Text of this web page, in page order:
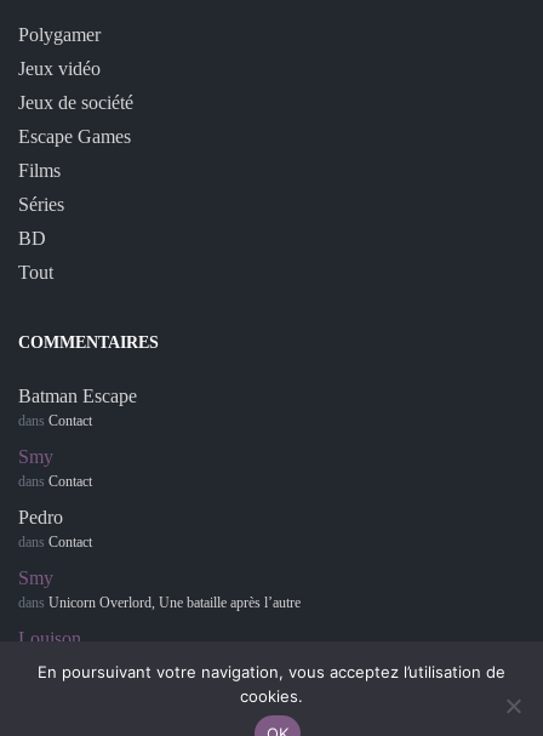
Polygamer
Jeux vidéo
Jeux de société
Escape Games
Films
Séries
BD
Tout
COMMENTAIRES
Batman Escape
dans Contact
Smy
dans Contact
Pedro
dans Contact
Smy
dans Unicorn Overlord, Une bataille après l’autre
Louison
dans Retour sur… Hotel Dusk : Room 215
En poursuivant votre navigation, vous acceptez l’utilisation de
cookies.